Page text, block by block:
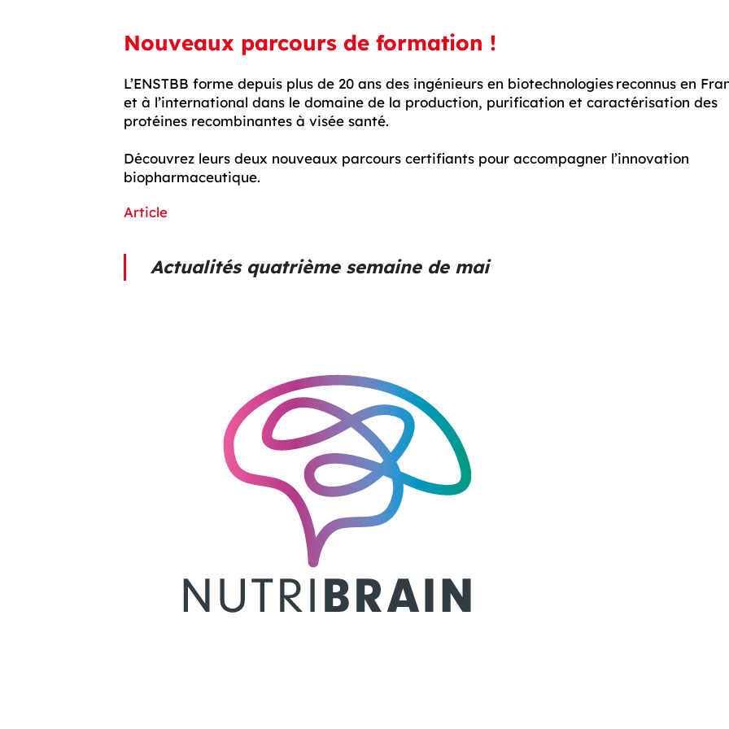
Nouveaux parcours de formation !
L’ENSTBB forme depuis plus de 20 ans des ingénieurs en biotechnologies reconnus en
et à l’international dans le domaine de la production, purification et caractérisation des
protéines recombinantes à visée santé.
Découvrez leurs deux nouveaux parcours certifiants pour accompagner l’innovation
biopharmaceutique.
Article
Actualités quatrième semaine de mai